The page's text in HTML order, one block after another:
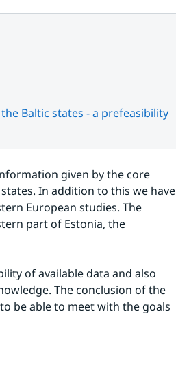
Baltic states - a prefeasibility
given by the core
In addition to this we have
European studies. The
part of Estonia, the
of available data and also
The conclusion of the
be able to meet with the goals